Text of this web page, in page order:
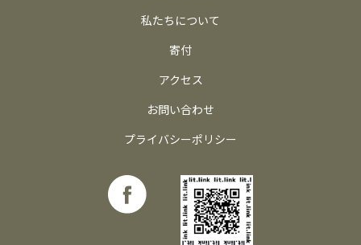
私たちについて
寄付
アクセス
お問い合わせ
プライバシーポリシー